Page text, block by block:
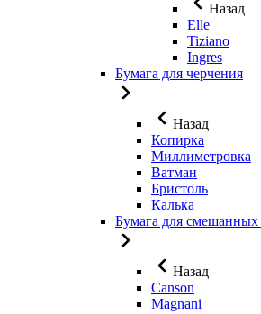
Назад
Elle
Tiziano
Ingres
Бумага для черчения
Назад
Копирка
Миллиметровка
Ватман
Бристоль
Калька
Бумага для смешанных
Назад
Canson
Magnani